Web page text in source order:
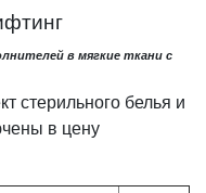
в мягкие ткани с
стерильного белья и
в цену